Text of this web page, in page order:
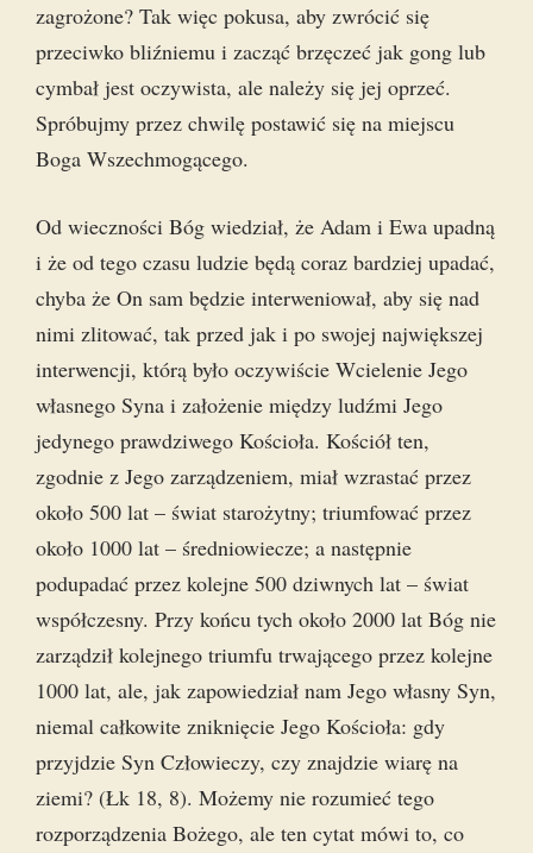
zagrożone? Tak więc pokusa, aby zwrócić się
przeciwko bliźniemu i zacząć brzęczeć jak gong lub
cymbał jest oczywista, ale należy się jej oprzeć.
Spróbujmy przez chwilę postawić się na miejscu
Boga Wszechmogącego.
Od wieczności Bóg wiedział, że Adam i Ewa upadną
i że od tego czasu ludzie będą coraz bardziej upadać,
chyba że On sam będzie interweniował, aby się nad
nimi zlitować, tak przed jak i po swojej największej
interwencji, którą było oczywiście Wcielenie Jego
własnego Syna i założenie między ludźmi Jego
jedynego prawdziwego Kościoła. Kościół ten,
zgodnie z Jego zarządzeniem, miał wzrastać przez
około 500 lat – świat starożytny; triumfować przez
około 1000 lat – średniowiecze; a następnie
podupadać przez kolejne 500 dziwnych lat – świat
współczesny. Przy końcu tych około 2000 lat Bóg nie
zarządził kolejnego triumfu trwającego przez kolejne
1000 lat, ale, jak zapowiedział nam Jego własny Syn,
niemal całkowite zniknięcie Jego Kościoła: gdy
przyjdzie Syn Człowieczy, czy znajdzie wiarę na
ziemi? (Łk 18, 8). Możemy nie rozumieć tego
rozporządzenia Bożego, ale ten cytat mówi to, co